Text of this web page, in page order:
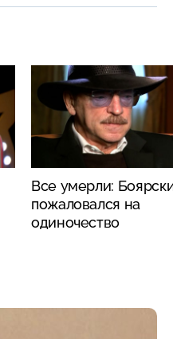
Все умерли:
пожаловался на
одиночество